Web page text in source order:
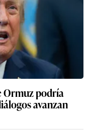
Ormuz podría
avanzan